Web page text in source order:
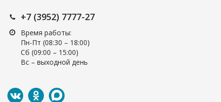
+7 (3952) 7777-27
Время работы:
Пн-Пт (08:30 – 18:00)
Cб (09:00 – 15:00)
Вс – выходной день